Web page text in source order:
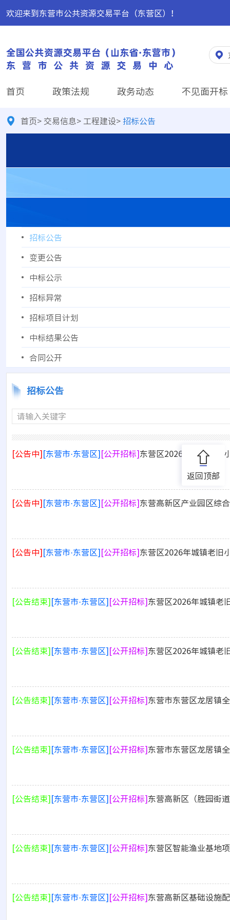
欢迎来到东营市公共资源交易平台（东营区）！
首页 政策法规 政务动态 不见面开标
返回顶部
首页> 交易信息> 工程建设>招标公告
招标公告
变更公告
中标公示
招标异常
招标项目计划
中标结果公告
合同公开
招标公告
请输入关键字
[公告中][东营市·东营区][公开招标]东营区2026年城镇老旧
[公告中][东营市·东营区][公开招标]东营高新区产业园区综
[公告中][东营市·东营区][公开招标]东营区2026年城镇老旧
[公告结束][东营市·东营区][公开招标]东营区2026年城镇老
[公告结束][东营市·东营区][公开招标]东营区2026年城镇老
[公告结束][东营市·东营区][公开招标]东营市东营区龙居镇
[公告结束][东营市·东营区][公开招标]东营市东营区龙居镇
[公告结束][东营市·东营区][公开招标]东营高新区（胜园街
[公告结束][东营市·东营区][公开招标]东营区智能渔业基地
[公告结束][东营市·东营区][公开招标]东营高新区基础设施